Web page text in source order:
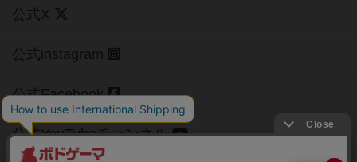
公式X
公式instagram
公式Facebook
公式YouTubeチャンネル